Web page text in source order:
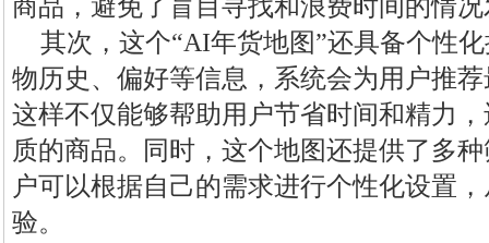
商品，避免了盲目寻找和浪费时间的情
其次，这个“AI年货地图”还具备个性
物历史、偏好等信息，系统会为用户推
这样不仅能够帮助用户节省时间和精力
质的商品。同时，这个地图还提供了多
户可以根据自己的需求进行个性化设置
验。